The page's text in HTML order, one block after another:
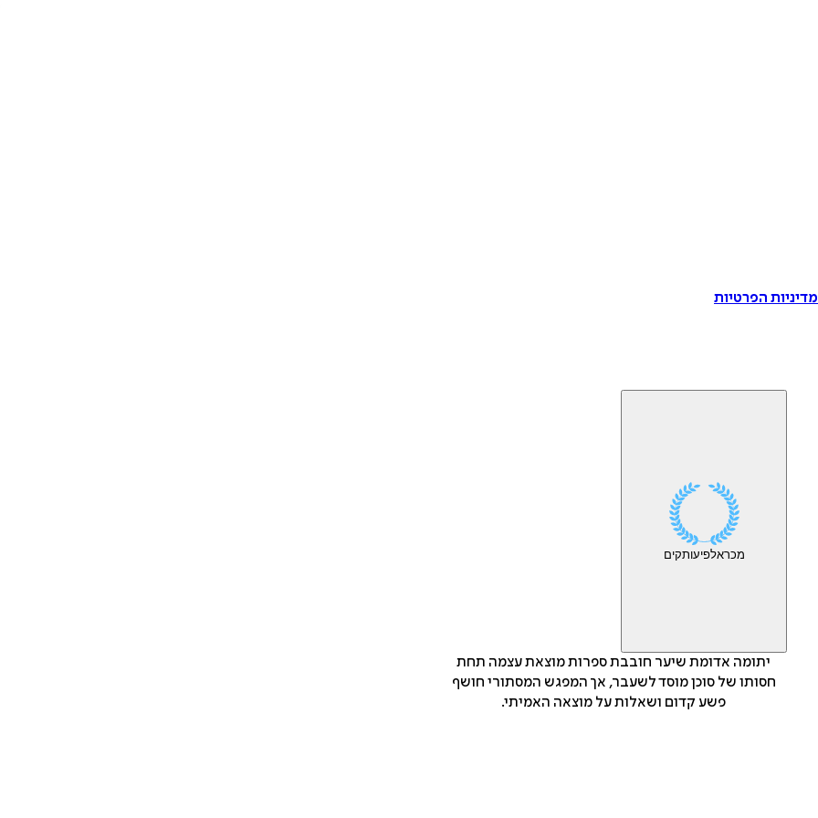
הפרטיות
מכראלפיעותקים
יתומה אדומת שיער חובבת ספרות מוצאת עצמה תחת
חסותו של סוכן מוסד לשעבר, אך המפגש המסתורי חושף
פשע קדום ושאלות על מוצאה האמיתי.